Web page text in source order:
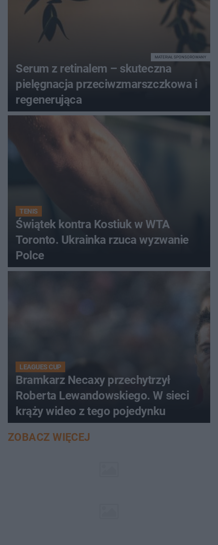
Serum z retinalem – skuteczna
pielęgnacja przeciwzmarszczkowa i
regenerująca
MATERIAŁ SPONSOROWANY
TENIS
Świątek kontra Kostiuk w WTA
Toronto. Ukrainka rzuca wyzwanie
Polce
LEAGUES CUP
Bramkarz Necaxy przechytrzył
Roberta Lewandowskiego. W sieci
krąży wideo z tego pojedynku
ZOBACZ WIĘCEJ